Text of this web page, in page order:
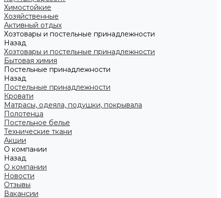
Химостойкие
Хозяйственные
Активный отдых
Хозтовары и постельные принадлежности
Назад
Хозтовары и постельные принадлежности
Бытовая химия
Постельные принадлежности
Назад
Постельные принадлежности
Кровати
Матрасы, одеяла, подушки, покрывала
Полотенца
Постельное белье
Технические ткани
Акции
О компании
Назад
О компании
Новости
Отзывы
Вакансии